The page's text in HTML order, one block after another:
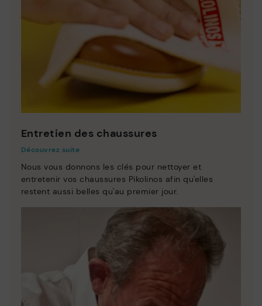
Entretien des chaussures
Découvrez suite
Nous vous donnons les clés pour nettoyer et
entretenir vos chaussures Pikolinos afin qu'elles
restent aussi belles qu'au premier jour.